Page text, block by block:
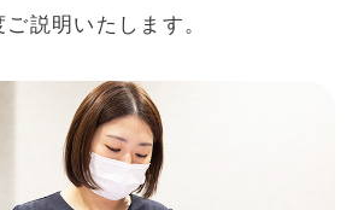
説明いたします。